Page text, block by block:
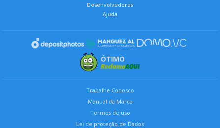
Desenvolvedores
Ajuda
ÓTIMO
Trabalhe Conosco
Manual da Marca
Termos de uso
Lei de proteção de Dados